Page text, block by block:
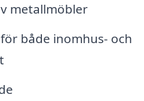
metallmöbler
både inomhus- och